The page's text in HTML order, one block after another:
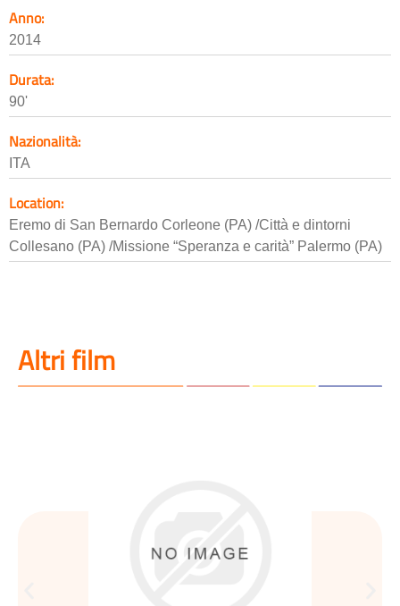
Anno:
2014
Durata:
90'
Nazionalità:
ITA
Location:
Eremo di San Bernardo Corleone (PA) /Città e dintorni
Collesano (PA) /Missione “Speranza e carità” Palermo (PA)
Altri film